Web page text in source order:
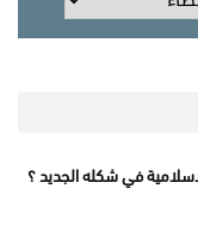
في شكله الجديد ؟